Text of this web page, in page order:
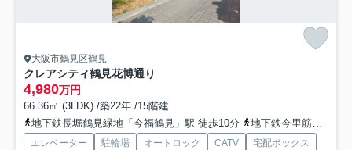
大阪市鶴見区鶴見
クレアシティ鶴見花博通り
4,980万円
66.36㎡ (3LDK) /築22年 /15階建
地下鉄長堀鶴見緑地「今福鶴見」駅 徒歩10分
地下鉄今里筋線「新森古市」駅 徒歩15分
エレベーター 駐輪場 オートロック CATV
宅配ボックス